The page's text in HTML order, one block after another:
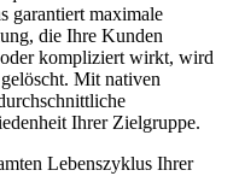
garantiert maximale
die Ihre Kunden
kompliziert wirkt, wird
Mit nativen
Ihrer Zielgruppe.
Lebenszyklus Ihrer